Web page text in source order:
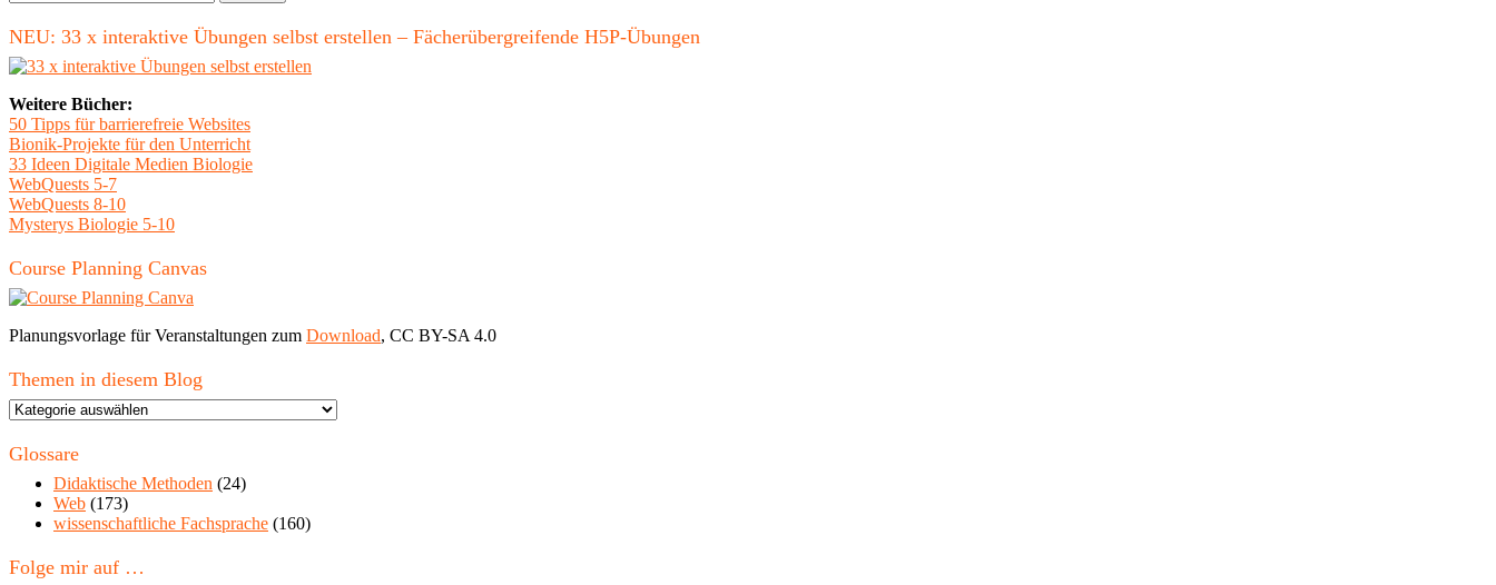
nach:
NEU: 33 x interaktive Übungen selbst erstellen – Fächerübergreifende H5P-Übungen
Weitere Bücher:
50 Tipps für barrierefreie Websites
Bionik-Projekte für den Unterricht
33 Ideen Digitale Medien Biologie
WebQuests 5-7
WebQuests 8-10
Mysterys Biologie 5-10
Course Planning Canvas
Planungsvorlage für Veranstaltungen zum Download, CC BY-SA 4.0
Themen in diesem Blog
Themen
diesem
Glossare
Didaktische Methoden (24)
Web (173)
wissenschaftliche Fachsprache (160)
Folge mir auf …